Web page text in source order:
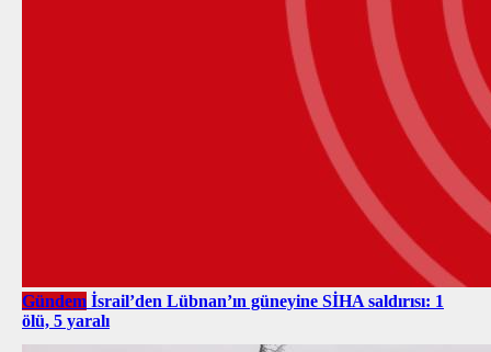
Gündem İsrail’den Lübnan’ın güneyine SİHA saldırısı: 1
ölü, 5 yaralı